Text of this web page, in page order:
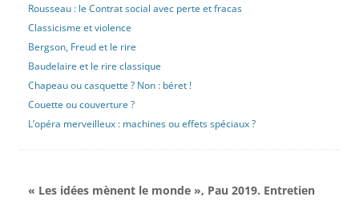
Rousseau : le Contrat social avec perte et fracas
Classicisme et violence
Bergson, Freud et le rire
Baudelaire et le rire classique
Chapeau ou casquette ? Non : béret !
Couette ou couverture ?
L’opéra merveilleux : machines ou effets spéciaux ?
« Les idées mènent le monde », Pau 2019. Entretien